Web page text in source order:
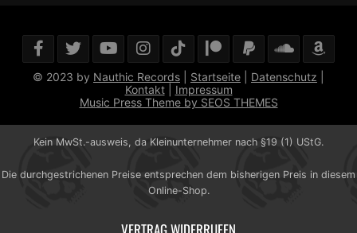
© 2023 by Nauthic Records Startseite Datenschutz
Kontakt| Impressum
Music Press Theme by SEOS THEMES
Kein MwSt.-ausweis, da Kleinunternehmer nach §19 (1) UStG.
Die durchgestrichenen Preise entsprechen dem bisherigen Preis in diesem
Online-Shop.